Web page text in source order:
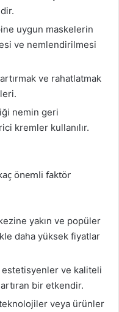
uygun maskelerin
ve nemlendirilmesi
ve rahatlatmak
nemin geri
kremler kullanılır.
önemli faktör
yakın ve popüler
daha yüksek fiyatlar
ve kaliteli
bir etkendir.
veya ürünler